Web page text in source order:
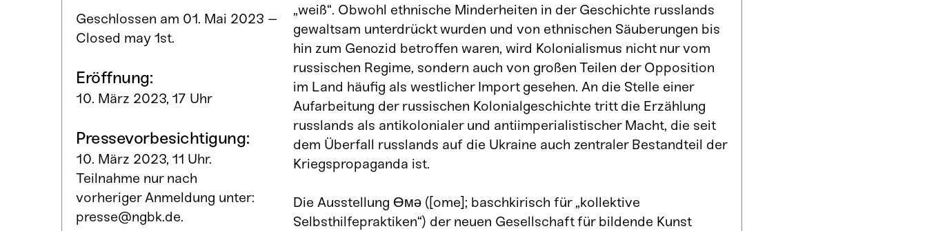
Geschlossen am 01. Mai 2023 –
Closed may 1st.
Eröffnung:
10. März 2023, 17 Uhr
Pressevorbesichtigung:
10. März 2023, 11 Uhr.
Teilnahme nur nach
vorheriger Anmeldung unter:
presse@ngbk.de.
„weiß“. Obwohl ethnische Minderheiten in der Geschichte russlands
gewaltsam unterdrückt wurden und von ethnischen Säuberungen bis
hin zum Genozid betroffen waren, wird Kolonialismus nicht nur vom
russischen Regime, sondern auch von großen Teilen der Opposition
im Land häufig als westlicher Import gesehen. An die Stelle einer
Aufarbeitung der russischen Kolonialgeschichte tritt die Erzählung
russlands als antikolonialer und antiimperialistischer Macht, die seit
dem Überfall russlands auf die Ukraine auch zentraler Bestandteil der
Kriegspropaganda ist.
Die Ausstellung Өмә ([ome]; baschkirisch für „kollektive
Selbsthilfepraktiken“) der neuen Gesellschaft für bildende Kunst